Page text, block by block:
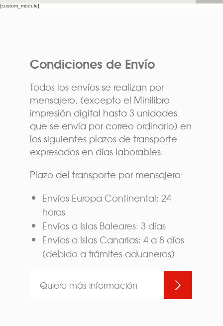
[custom_module]
Condiciones de Envío
Todos los envíos se realizan por
mensajero, (excepto el Minilibro
impresión digital hasta 3 unidades
que se envía por correo ordinario) en
los siguientes plazos de transporte
expresados en días laborables:
Plazo del transporte por mensajero:
Envíos Europa Continental: 24
horas
Envíos a Islas Baleares: 3 días
Envíos a Islas Canarias: 4 a 8 días
(debido a trámites aduaneros)
Quiero más información